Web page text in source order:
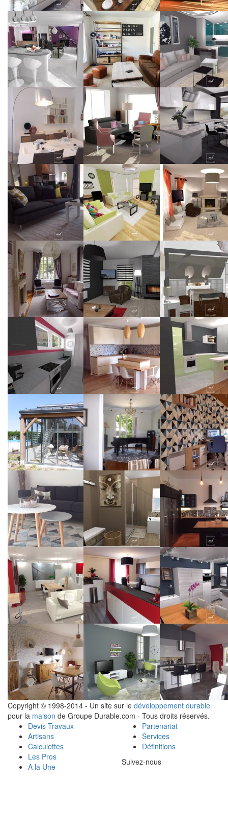
Copyright © 1998-2014 - Un site sur le développement durable
pour la maison de Groupe Durable.com - Tous droits réservés.
Devis Travaux
Artisans
Calculettes
Les Pros
A la Une
Partenariat
Services
Définitions
Suivez-nous